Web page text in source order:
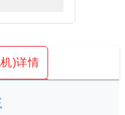
)详情